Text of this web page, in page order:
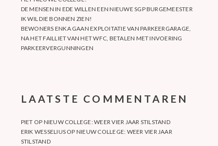
DE MENSEN IN EDE WILLEN EEN NIEUWE SGP BURGEMEESTER
IK WIL DIE BONNEN ZIEN!
BEWONERS ENKA GAAN EXPLOITATIE VAN PARKEERGARAGE,
NA HET FAILLIET VAN HET WFC, BETALEN MET INVOERING
PARKEERVERGUNNINGEN
LAATSTE COMMENTAREN
PIET OP NIEUW COLLEGE: WEER VIER JAAR STILSTAND
ERIK WESSELIUS OP NIEUW COLLEGE: WEER VIER JAAR
STILSTAND